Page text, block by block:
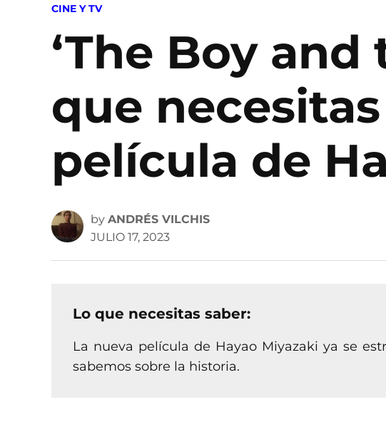
POSTED
CINE Y TV
‘The Boy and
que
película de
by ANDRÉS VILCHIS
JULIO 17, 2023
Lo que necesitas saber:
La nueva película de Hayao Miyazaki ya se
sabemos sobre la historia.